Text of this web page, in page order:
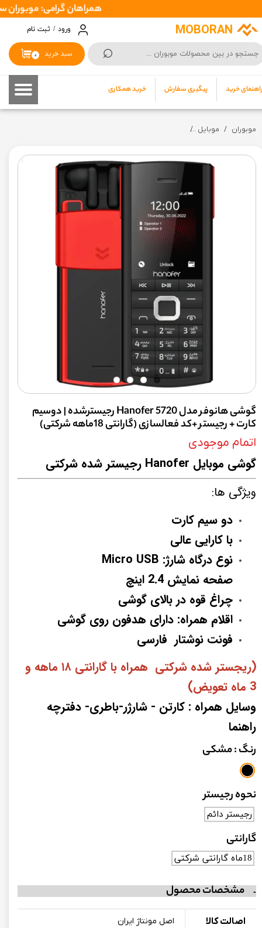
MOBORAN
⌕ ۰ سبد خرید
راهنمای خرید پیگیری سفارش خرید همکاری
ورود / ثبت نام
حساب کاربری من
تغییر گذر واژه
خروج از حساب کاربری
همراهان گرامی: موبوران سفارشات شما را در اسرع وقت ( 1 تا 2 روز
موبوران موبایل
گوشی هانوفر مدل Hanofer 5720 رجیسترشده | دوسیم
کارت + رجیستر +کد فعالسازی (گارانتی 18ماهه شرکتی)
اتمام موجودی
گوشی موبایل Hanofer
رجیستر شده شرکتی
ویژگی ها:
دو سیم کارت
با کارایی عالی
نوع درگاه شارژ: Micro USB
صفحه نمایش 2.4
اینچ
چراغ قوه در بالای گوشی
اقلام همراه: دارای هدفون روی گوشی
فونت نوشتار فارسی
(ریجستر شده شرکتی همراه با گارانتی ۱۸ ماهه و
3 ماه تعویض)
وسایل همراه : کارتن - شارژر-باطری- دفترچه
راهنما
رنگ: مشکی
نحوه رجیستر
رجیستر دائم
گارانتی
18ماه گارانتی شرکتی
مشخصات محصول
اصالت کالا اصل مونتاژ ایران